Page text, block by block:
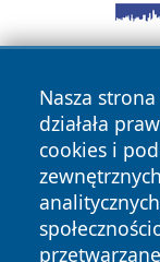
Nasza
działała
cookies i
Copyright ©